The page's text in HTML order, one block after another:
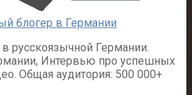
блогер в Германии
русскоязычной Германии.
Интервью про успешных
Общая аудитория: 500 000+